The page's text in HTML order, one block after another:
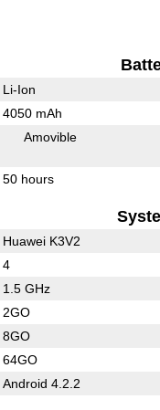
Li-Ion
4050 mAh
Amovible
50 hours
Huawei K3V2
4
1.5 GHz
2GO
8GO
64GO
Android 4.2.2